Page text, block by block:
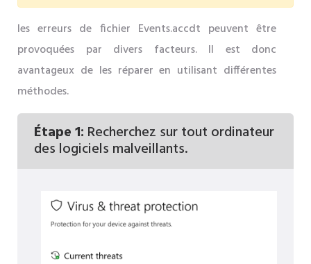
les erreurs de fichier Events.accdt peuvent être
provoquées par divers facteurs. Il est donc
avantageux de les réparer en utilisant différentes
méthodes.
Étape 1: Recherchez sur tout ordinateur
des logiciels malveillants.